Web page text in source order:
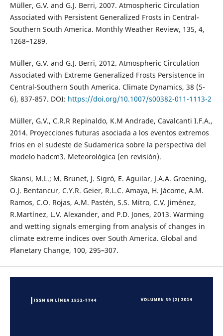
Müller, G.V. and G.J. Berri, 2007. Atmospheric Circulation
Associated with Persistent Generalized Frosts in Central-
Southern South America. Monthly Weather Review, 135, 4,
1268–1289.
Müller, G.V. and G.J. Berri, 2012. Atmospheric Circulation
Associated with Extreme Generalized Frosts Persistence in
Central-Southern South America. Climate Dynamics, 38 (5-
6), 837-857. DOI: https://doi.org/10.1007/s00382-011-1113-2
Müller, G.V., C.R.R Repinaldo, K.M Andrade, Cavalcanti I.F.A.,
2014. Proyecciones futuras asociada a los eventos extremos
frios en el sudeste de Sudamerica sobre la perspectiva del
modelo hadcm3. Meteorológica (en revisión).
Skansi, M.L.; M. Brunet, J. Sigró, E. Aguilar, J.A.A. Groening,
O.J. Bentancur, C.Y.R. Geier, R.L.C. Amaya, H. Jácome, A.M.
Ramos, C.O. Rojas, A.M. Pastén, S.S. Mitro, C.V. Jiménez,
R.Martínez, L.V. Alexander, and P.D. Jones, 2013. Warming
and wetting signals emerging from analysis of changes in
climate extreme indices over South America. Global and
Planetary Change, 100, 295–307.